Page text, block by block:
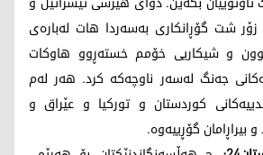
زۆر شت گۆڕانکاری بەسەردا هات لەبارەی
و شیکاریی خۆمم خستەڕوو هاوکات
جەنگ لەسەر ناوچەکە کرد. هەر لەم
کوردستان و تورکیا و عێراق و
بیراڕامان گۆڕییەوە.